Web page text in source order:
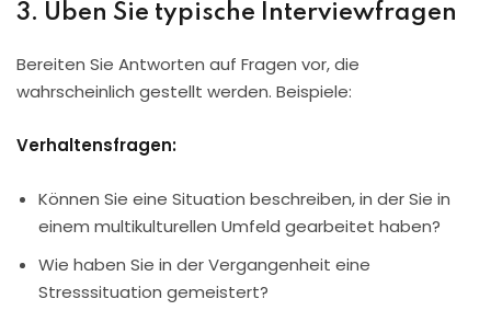
3. Üben Sie typische Interviewfragen
Bereiten Sie Antworten auf Fragen vor, die
wahrscheinlich gestellt werden. Beispiele:
Verhaltensfragen:
Können Sie eine Situation beschreiben, in der Sie in
einem multikulturellen Umfeld gearbeitet haben?
Wie haben Sie in der Vergangenheit eine
Stresssituation gemeistert?